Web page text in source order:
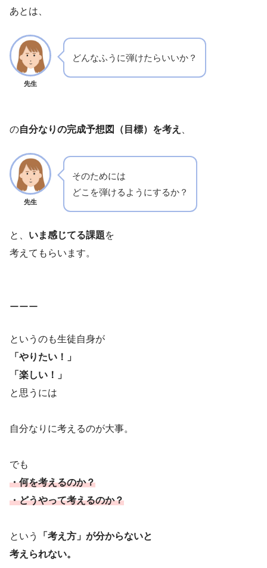
あとは、
先生
どんなふうに弾けたらいいか？
の自分なりの完成予想図（目標）を考え
先生
そのためには
どこを弾けるようにするか？
と、 いま感じてる課題を
考えてもらいます。
ーーー
というのも生徒自身が
「やりたい！」
「楽しい！」
と思うには
自分なりに考えるのが大事。
でも
・何を考えるのか？
・どうやって考えるのか？
という
「考え方」が分からないと
考えられない。